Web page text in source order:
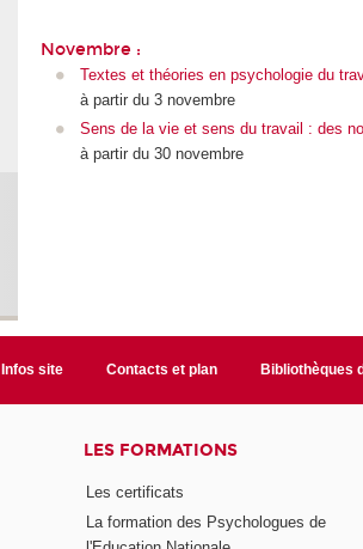
Novembre :
Textes et théories en psychologie du
à partir du 3 novembre
Sens de la vie et sens du travail : des
à partir du 30 novembre
Infos site Contacts et plan Bibliothèques
LES FORMATIONS
Les certificats
La formation des Psychologues de